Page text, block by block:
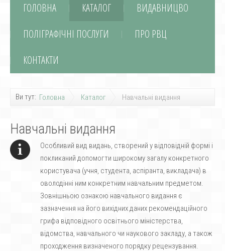
ГОЛОВНА КАТАЛОГ
ВИДАВНИЦВО
ПОЛІГРАФІЧНІ ПОСЛУГИ
ПРО РВЦ
КОНТАКТИ
Ви тут: Головна Каталог Навчальні видання
Навчальні видання
Особливий вид видань, створений у відповідній формі і
покликаний допомогти широкому загалу конкретного
користувача (учня, студента, аспіранта, викладача) в
оволодінні ним конкретним навчальним предметом.
Зовнішньою ознакою навчального видання є
зазначення на його вихідних даних рекомендаційного
грифа відповідного освітнього міністерства,
відомства, навчального чи наукового закладу, а також
проходження визначеного порядку рецензування.